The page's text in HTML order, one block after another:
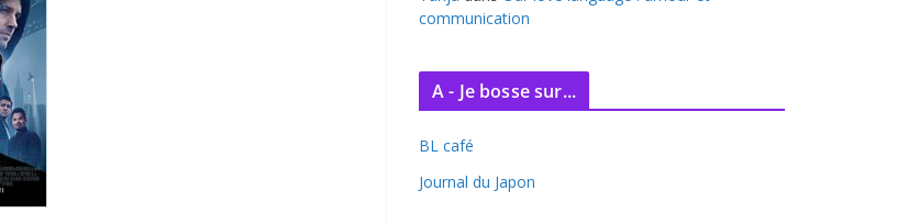
communication
A - Je bosse sur...
BL café
Journal du Japon